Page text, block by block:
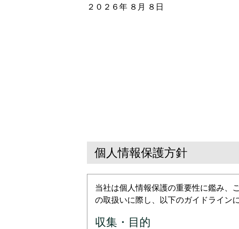
２０２６年 ８月 ８日
個人情報保護方針
当社は個人情報保護の重要性に鑑み、
の取扱いに際し、以下のガイドライン
収集・目的